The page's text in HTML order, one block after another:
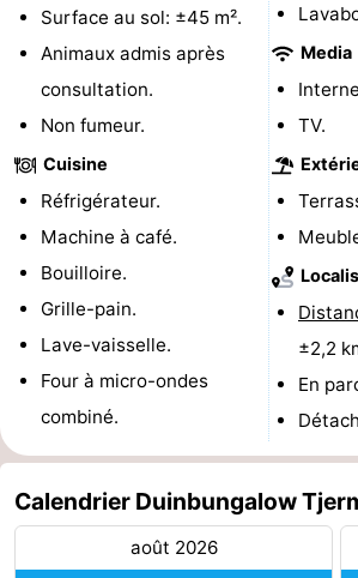
Piscines
-
du
Randonnée
-
Surfen
-
Sportive
Equitation
-
sur
les
des
phoques
Boire
et
Événements
Surface au sol: ±45 m².
Animaux admis après
consultation.
Non fumeur.
Cuisine
Réfrigérateur.
Machine à café.
Bouilloire.
Grille-pain.
Lave-vaisselle.
Four à micro-ondes
combiné.
Media
TV.
±2,2
En
Calendrier Duinbungalow
août 2026